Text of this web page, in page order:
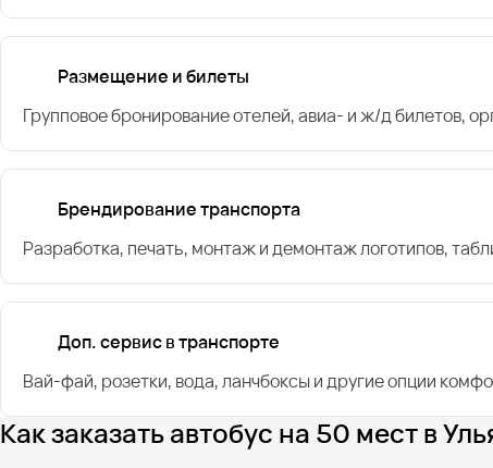
Размещение и билеты
Групповое бронирование отелей, авиа- и ж/д билетов,
Брендирование транспорта
Разработка, печать, монтаж и демонтаж логотипов,
Доп. сервис в транспорте
Вай-фай, розетки, вода, ланчбоксы и другие опции
Как заказать автобус на 50 мест в